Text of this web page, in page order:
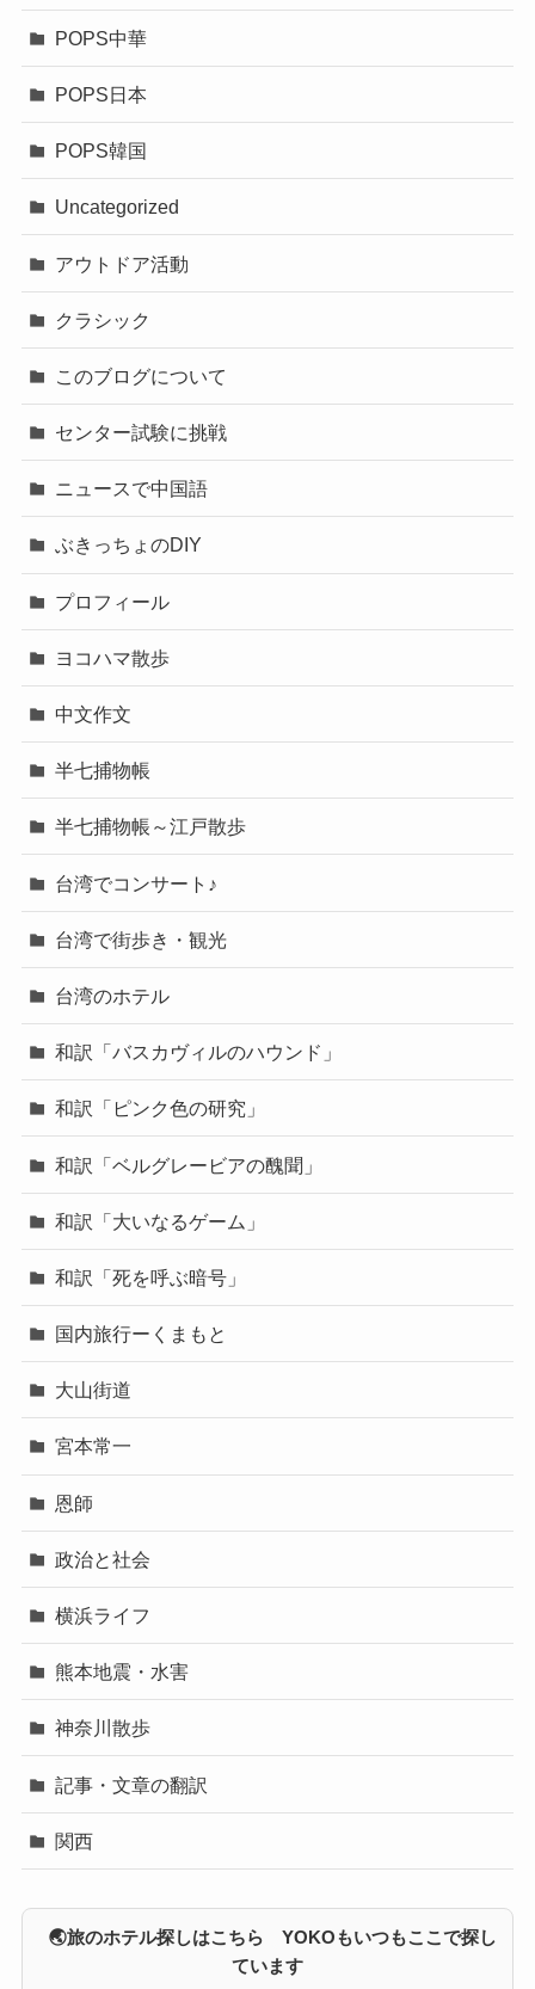
POPS中華
POPS日本
POPS韓国
Uncategorized
アウトドア活動
クラシック
このブログについて
センター試験に挑戦
ニュースで中国語
ぶきっちょのDIY
プロフィール
ヨコハマ散歩
中文作文
半七捕物帳
半七捕物帳～江戸散歩
台湾でコンサート♪
台湾で街歩き・観光
台湾のホテル
和訳「バスカヴィルのハウンド」
和訳「ピンク色の研究」
和訳「ベルグレービアの醜聞」
和訳「大いなるゲーム」
和訳「死を呼ぶ暗号」
国内旅行ーくまもと
大山街道
宮本常一
恩師
政治と社会
横浜ライフ
熊本地震・水害
神奈川散歩
記事・文章の翻訳
関西
🌏旅のホテル探しはこちら YOKOもいつもここで探し
ています